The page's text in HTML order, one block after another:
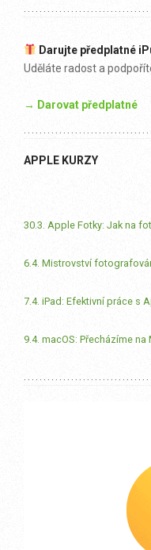
Darujte předplatné
Uděláte radost a
→ Darovat předplatné
APPLE KURZY
30.3. Apple Fotky: Jak na
6.4. Mistrovství
7.4. iPad: Efektivní práce s
9.4. macOS: Přecházíme na